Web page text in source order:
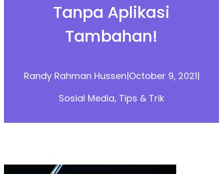
Tanpa Aplikasi
Tambahan!
Randy Rahman Hussen|October 9, 2021|
Sosial Media, Tips & Trik